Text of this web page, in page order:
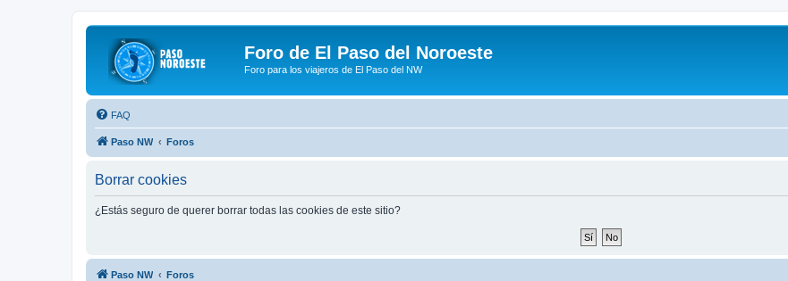
Foro de El Paso del Noroeste
Foro para los viajeros de El Paso del NW
FAQ
Paso NW Foros
Borrar cookies
¿Estás seguro de querer borrar todas las cookies de este sitio?
Paso NW Foros